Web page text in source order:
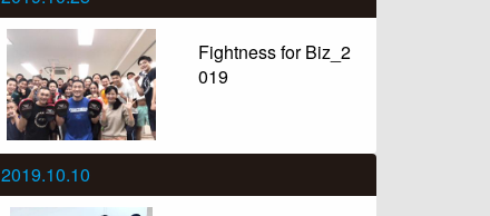
Fightness for Biz_2
019
2019.10.10